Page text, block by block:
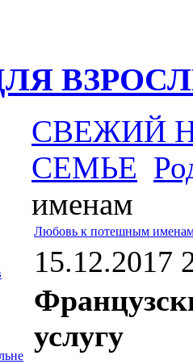
СВЕЖИЙ
СЕМЬЕ
именам
Любовь к потешным
15.12.2017
услугу